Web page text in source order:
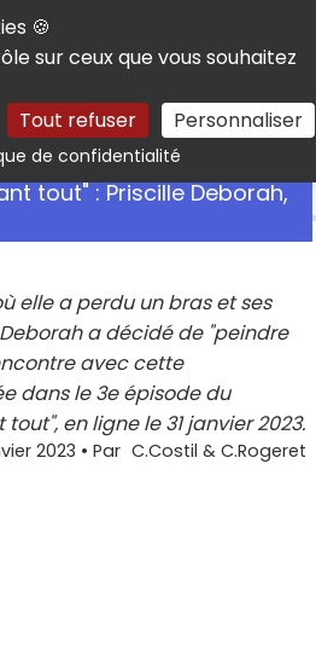
🍪
sur ceux que vous souhaitez
Tout refuser Personnaliser
de confidentialitéRechercher
tout" : Priscille Deborah,
elle a perdu un bras et ses
a décidé de "peindre
avec cette
dans le 3e épisode du
en ligne le 31 janvier 2023.
2023 • Par C.Costil & C.Rogeret